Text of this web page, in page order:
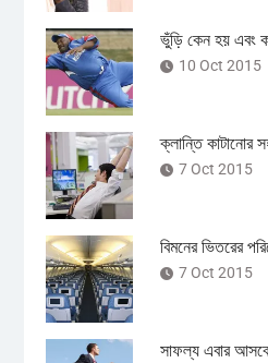
ভুঁড়ি কেন হয় এবং
10 Oct 2015
ক্লান্তি কাটানোর
7 Oct 2015
বিমনের ভিতরের
7 Oct 2015
সাফল্য এবার